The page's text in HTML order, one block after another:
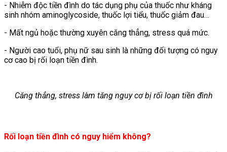
- Nhiễm độc tiền đình do tác dụng phụ của thuốc như kháng
sinh nhóm aminoglycoside, thuốc lợi tiểu, thuốc giảm đau…
- Mất ngủ hoặc thường xuyên căng thẳng, stress quá mức.
- Người cao tuổi, phụ nữ sau sinh là những đối tượng có nguy
cơ cao bị rối loạn tiền đình.
Căng thẳng, stress làm tăng nguy cơ bị rối loạn tiền đình
Rối loạn tiền đình có nguy hiểm không?